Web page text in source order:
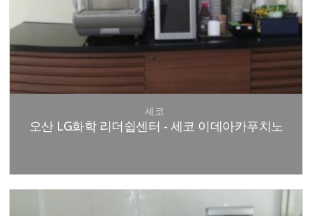
세코
오산 LG화학 리더쉽센터 - 세코 이데아카푸치노